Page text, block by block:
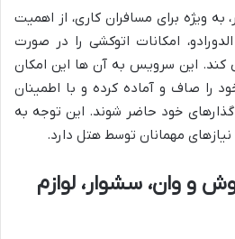
به ویژه برای مسافران کاری، از اهمیت
امکانات اتوکشی را در صورت
کند. این سرویس به آن ها این امکان
را صاف و آماده کرده و با اطمینان
خود حاضر شوند. این توجه به
مهمانان توسط هتل دارد.
و وان، سشوار، لوازم